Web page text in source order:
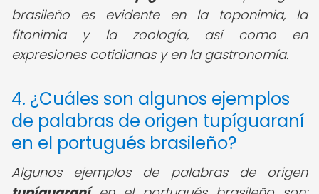
brasileño es evidente en la toponimia, la
fitonimia y la zoología, así como en
expresiones cotidianas y en la gastronomía.
4. ¿Cuáles son algunos ejemplos
de palabras de origen tupíguaraní
en el portugués brasileño?
Algunos ejemplos de palabras de origen